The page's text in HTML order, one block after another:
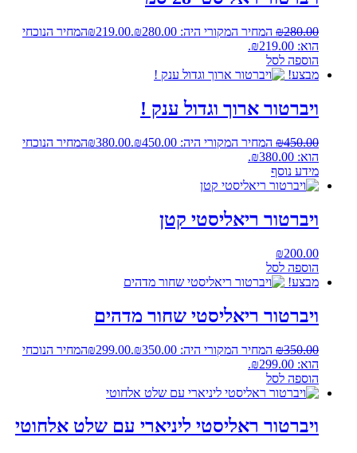
₪280.00 המחיר המקורי היה: ₪280.00. ₪219.00
המחיר הנוכחי
הוא: ₪219.00.
הוספה לסל
מבצע!
ויברטור ארוך וגדול ענק !
₪450.00 המחיר המקורי היה: ₪450.00. ₪380.00
המחיר הנוכחי
הוא: ₪380.00.
מידע נוסף
ויברטור ריאליסטי קטן
₪200.00
הוספה לסל
מבצע!
ויברטור ריאליסטי שחור מדהים
₪350.00 המחיר המקורי היה: ₪350.00. ₪299.00
המחיר הנוכחי
הוא: ₪299.00.
הוספה לסל
ויברטור ראליסטי ליניארי עם שלט אלחוטי